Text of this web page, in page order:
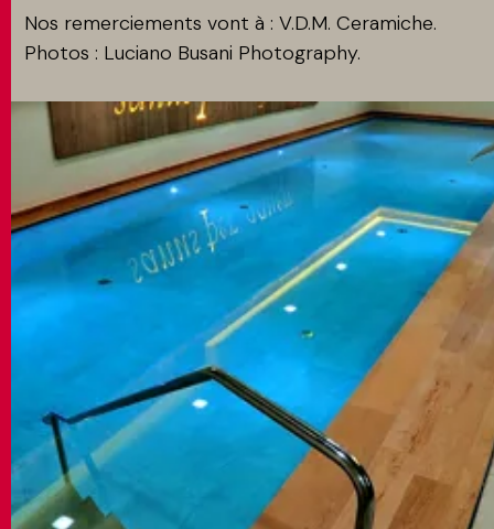
Nos remerciements vont à : V.D.M. Ceramiche.
Photos : Luciano Busani Photography.